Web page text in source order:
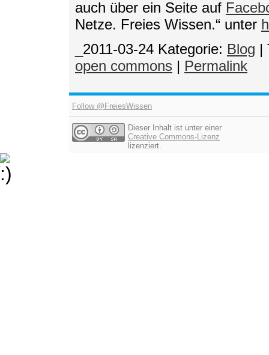
auch über ein Seite auf
Netze. Freies Wissen.“ unter
_2011-03-24 Kategorie: Blog |
open commons | Permalink
Follow @FreiesWissen
Dieser Inhalt ist unter einer
Creative Commons-Lizenz
lizenziert.